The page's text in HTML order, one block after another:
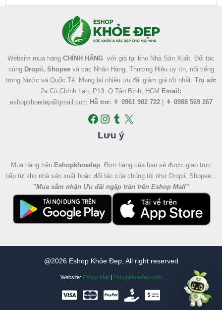
Website mua hàng CHÍNH HÃNG với giá tại kho Nhà Sản Xuất. Đối tác
cùng Dropii, Shopeevà các Nhãn Hàng, Thương Hiệu uy tín, nổi tiếng
trong Nước và Quốc Tế. Mang lại nhiều ưu đãi giảm giá tốt nhất. Trụ sở:
2a Cù Chính Lan, P13, Q.Tân Bình, HCM Email:
eshopkhoedep@gmail.com Hỗ trợ: 👨 0961 902 722| 👩 0988 569 267
Lưu ý
Mua hàng trên Eshopkhoedep. Đơn hàng của bạn sẻ được giao trực
tiếp từ kho nhà sản xuất hoặc đối tác của chúng tôi như Dropii, Shopee...
"Mua sắm nhận Ưu đãi ngập tràn trên Eshop Mall"
@2026 Eshop Khỏe Đẹp, All right reserved
Website: Eshop Mall | Eshopkhoedep.com